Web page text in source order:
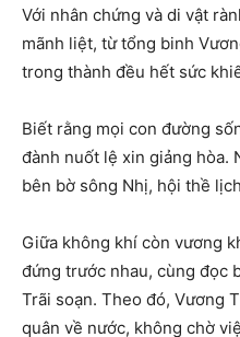
Với nhân chứng và di vật
mãnh liệt, từ tổng binh
trong thành đều hết sức
Biết rằng mọi con đường
đành nuốt lệ xin giảng hòa.
bên bờ sông Nhị, hội thề
Giữa không khí còn vương
đứng trước nhau, cùng đọc
Trãi soạn. Theo đó, Vương
quân về nước, không chờ